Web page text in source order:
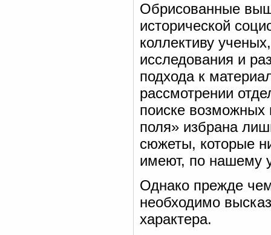
Обрисованные
исторической
коллективу
исследования и
подхода к
рассмотрении
поиске возможных
поля» избрана
сюжеты, которые
имеют, по нашему
Однако прежде
необходимо
характера.